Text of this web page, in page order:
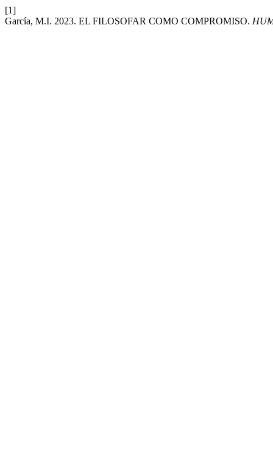
[1]
García, M.I. 2023. EL FILOSOFAR COMO COMPROMISO.